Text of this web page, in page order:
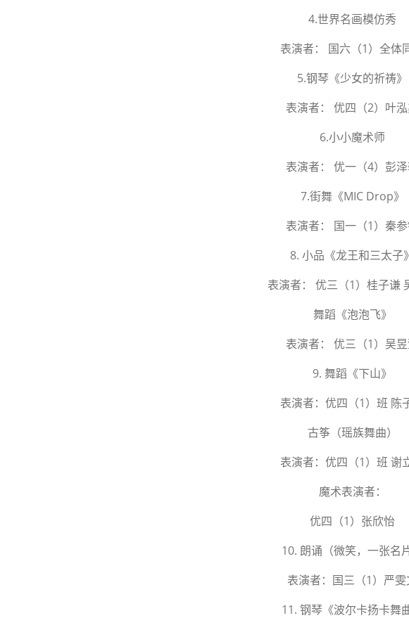
4.世界名画模仿秀
表演者： 国六（1）全体
5.钢琴《少女的祈祷》
表演者： 优四（2）叶
6.小小魔术师
表演者： 优一（4）彭
7.街舞《MIC Drop》
表演者： 国一（1）秦
8. 小品《龙王和三太子》
表演者： 优三（1）桂子谦
舞蹈《泡泡飞》
表演者： 优三（1）吴
9. 舞蹈《下山》
表演者：优四（1）班 陈
古筝（瑶族舞曲）
表演者：优四（1）班 谢
魔术表演者：
优四（1）张欣怡
10. 朗诵（微笑，一张名片
表演者：国三（1）严雯
11. 钢琴《波尔卡扬卡舞